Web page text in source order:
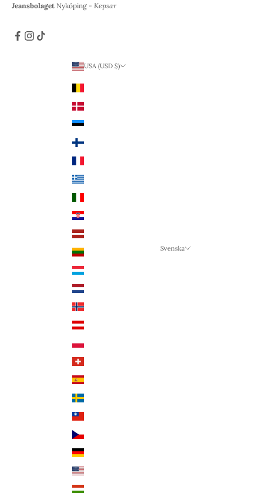
Jeansbolaget Nyköping - Kepsar
USA (USD $)
Svenska